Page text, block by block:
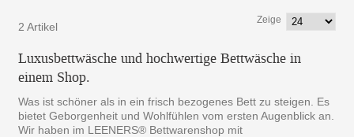
2 Artikel
Zeige
Luxusbettwäsche und hochwertige Bettwäsche in
einem Shop.
Was ist schöner als in ein frisch bezogenes Bett zu steigen. Es
bietet Geborgenheit und Wohlfühlen vom ersten Augenblick an.
Wir haben im LEENERS® Bettwarenshop mit